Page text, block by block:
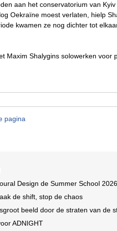
aan het conservatorium van
Oekraïne moest verlaten, hielp
kwamen ze nog dichter tot
Maxim Shalygins solowerken voor
pagina
Design de Summer School 2026
de shift, stop de chaos
beeld door de straten van de
ADNIGHT